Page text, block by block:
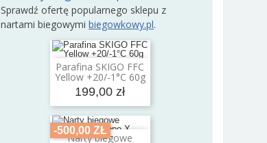
Sprawdź ofertę popularnego sklepu z
nartami biegowymibiegowkowy.pl.
Parafina SKIGO FFC
Yellow +20/-1°C 60g
199,00 zł
Dodaj do koszyka
-500,00 ZŁ
Narty biegowe
Dodaj do koszyka